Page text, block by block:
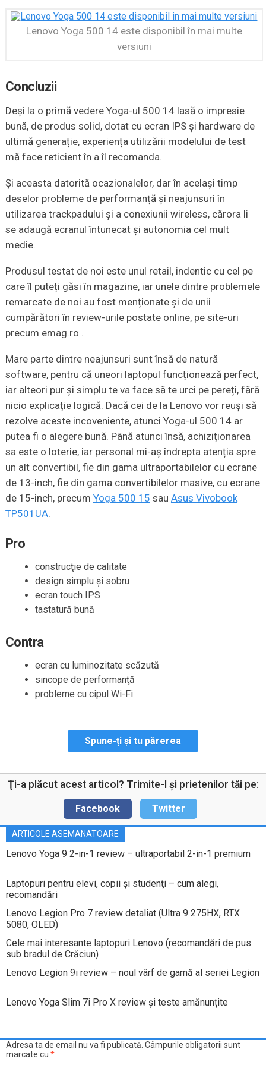
Lenovo Yoga 500 14 este disponibil în mai multe
versiuni
Concluzii
Deși la o primă vedere Yoga-ul 500 14 lasă o impresie
bună, de produs solid, dotat cu ecran IPS și hardware de
ultimă generație, experiența utilizării modelului de test
mă face reticient în a îl recomanda.
Și aceasta datorită ocazionalelor, dar în același timp
deselor probleme de performanță și neajunsuri în
utilizarea trackpadului și a conexiunii wireless, cărora li
se adaugă ecranul întunecat și autonomia cel mult
medie.
Produsul testat de noi este unul retail, indentic cu cel pe
care îl puteți găsi în magazine, iar unele dintre problemele
remarcate de noi au fost menționate și de unii
cumpărători în review-urile postate online, pe site-uri
precum emag.ro .
Mare parte dintre neajunsuri sunt însă de natură
software, pentru că uneori laptopul funcționează perfect,
iar alteori pur și simplu te va face să te urci pe pereți, fără
nicio explicație logică. Dacă cei de la Lenovo vor reuși să
rezolve aceste incoveniente, atunci Yoga-ul 500 14 ar
putea fi o alegere bună. Până atunci însă, achiziționarea
sa este o loterie, iar personal mi-aș îndrepta atenția spre
un alt convertibil, fie din gama ultraportabilelor cu ecrane
de 13-inch, fie din gama convertibilelor masive, cu ecrane
de 15-inch, precum Yoga 500 15 sau Asus Vivobook
TP501UA.
Pro
construcţie de calitate
design simplu şi sobru
ecran touch IPS
tastatură bună
Contra
ecran cu luminozitate scăzută
sincope de performanţă
probleme cu cipul Wi-Fi
Spune-ți și tu părerea
Ţi-a plăcut acest articol? Trimite-l şi prietenilor tăi pe:
Facebook Twitter
ARTICOLE ASEMANATOARE
Lenovo Yoga 9 2-in-1 review – ultraportabil 2-in-1 premium
Laptopuri pentru elevi, copii şi studenţi – cum alegi,
recomandări
Lenovo Legion Pro 7 review detaliat (Ultra 9 275HX, RTX
5080, OLED)
Cele mai interesante laptopuri Lenovo (recomandări de pus
sub bradul de Crăciun)
Lenovo Legion 9i review – noul vârf de gamă al seriei Legion
Lenovo Yoga Slim 7i Pro X review și teste amănunțite
Adresa ta de email nu va fi publicată. Câmpurile obligatorii sunt
marcate cu *